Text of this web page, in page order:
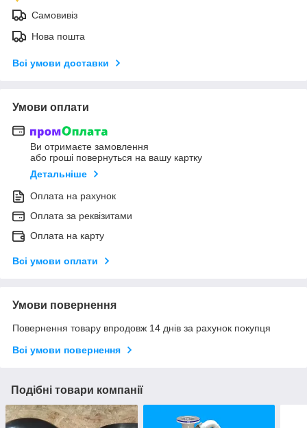
Самовивіз
Нова пошта
Всі умови доставки
Умови оплати
Ви отримаєте замовлення
або гроші повернуться на вашу картку
Детальніше
Оплата на рахунок
Оплата за реквізитами
Оплата на карту
Всі умови оплати
Умови повернення
Повернення товару впродовж 14 днів за рахунок покупця
Всі умови повернення
Подібні товари компанії